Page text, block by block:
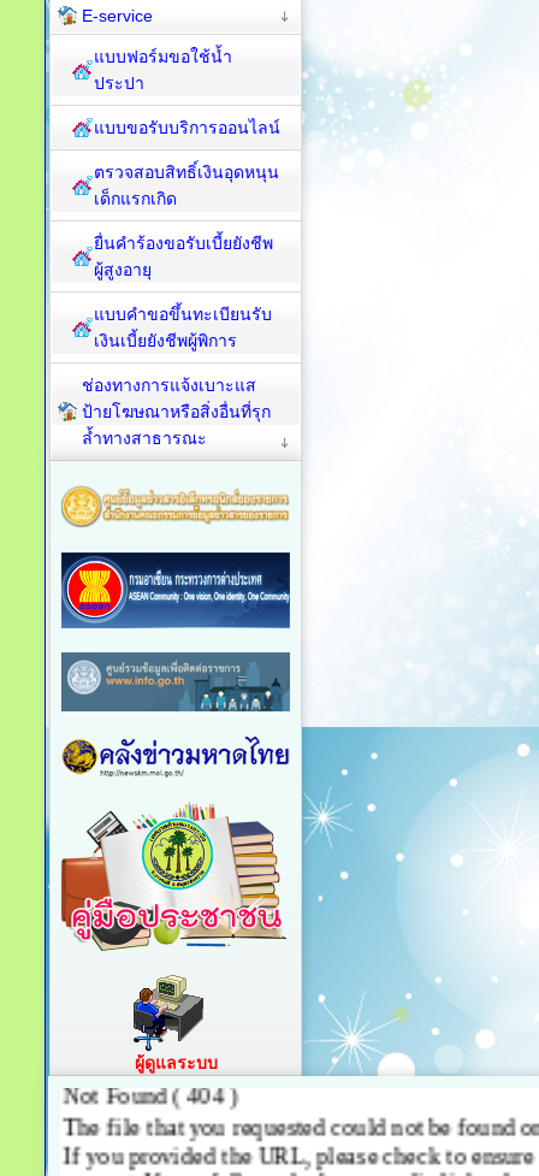
E-service
แบบฟอร์มขอใช้น้ำ
ประปา
แบบขอรับบริการออนไลน์
ตรวจสอบสิทธิ์เงินอุดหนุน
เด็กแรกเกิด
ยื่นคำร้องขอรับเบี้ยยังชีพ
ผู้สูงอายุ
แบบคำขอขึ้นทะเบียนรับ
เงินเบี้ยยังชีพผู้พิการ
ช่องทางการแจ้งเบาะแส
ป้ายโฆษณาหรือสิ่งอื่นที่รุก
ล้ำทางสาธารณะ
ผู้ดูแลระบบ